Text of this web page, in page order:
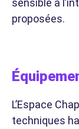
sensible à
proposées.
L’Espace
techniques